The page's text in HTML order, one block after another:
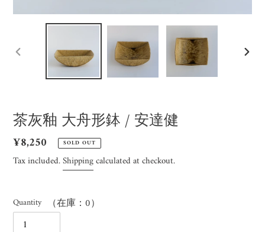
PREVIOUS
茶灰釉 大舟形鉢 / 安達健
Regular
price
¥8,250 SOLD OUT
Tax included.Shippingcalculated at checkout.
Quantity （在庫：0）